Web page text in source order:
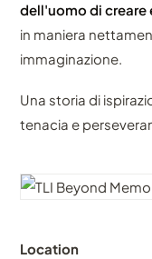
dell'uomo di creare
in maniera
immaginazione.
Una storia di
tenacia e
Location